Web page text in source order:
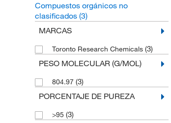
Compuestos orgánicos no
clasificados (3)
MARCAS
Toronto Research Chemicals (3)
PESO MOLECULAR (G/MOL)
804.97 (3)
PORCENTAJE DE PUREZA
>95 (3)